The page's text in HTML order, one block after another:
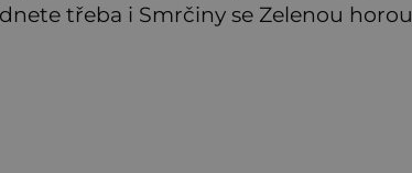
třeba i Smrčiny se Zelenou horou